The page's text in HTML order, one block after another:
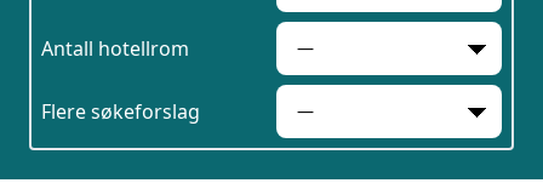
Antall hotellrom
Flere søkeforslag